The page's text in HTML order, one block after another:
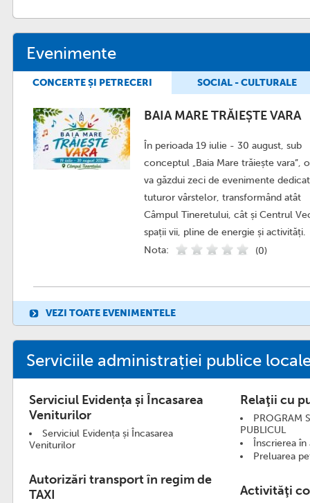
Evenimente
CONCERTE ȘI PETRECERI SOCIAL - CULTURALE
BAIA MARE TRĂIEȘTE VARA
În perioada 19 iulie - 30 august, sub
conceptul „Baia Mare trăiește vara”,
va găzdui zeci de evenimente
tuturor vârstelor, transformând atât
Câmpul Tineretului, cât și Centrul
spații vii, pline de energie și activități.
Nota:
(0)
VEZI TOATE EVENIMENTELE
Serviciile administrației publice
Serviciul Evidența și Încasarea
Veniturilor
Serviciul Evidența și Încasarea
Veniturilor
Autorizări transport în regim de
TAXI
Relaţii cu
PROGRAM
PUBLICUL
Înscrierea
Preluarea
Activităţi